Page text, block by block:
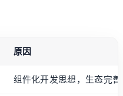
原因
组件化开发思想，生态完